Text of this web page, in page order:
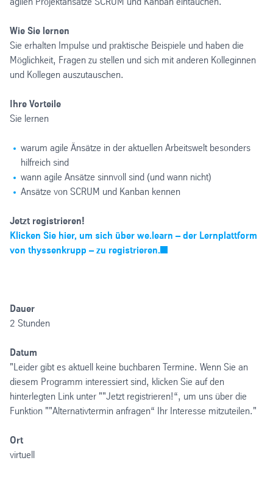
Wie Sie lernen
Sie erhalten Impulse und praktische Beispiele und haben die
Möglichkeit, Fragen zu stellen und sich mit anderen Kolleginnen
und Kollegen auszutauschen.
Ihre Vorteile
Sie lernen
warum agile Änsätze in der aktuellen Arbeitswelt besonders
hilfreich sind
wann agile Ansätze sinnvoll sind (und wann nicht)
Ansätze von SCRUM und Kanban kennen
Jetzt registrieren!
Klicken Sie hier, um sich über we.learn – der Lernplattform
von thyssenkrupp – zu registrieren.
Dauer
2 Stunden
Datum
"Leider gibt es aktuell keine buchbaren Termine. Wenn Sie an
diesem Programm interessiert sind, klicken Sie auf den
hinterlegten Link unter ""Jetzt registrieren!“, um uns über die
Funktion ""Alternativtermin anfragen“ Ihr Interesse mitzuteilen."
Ort
virtuell